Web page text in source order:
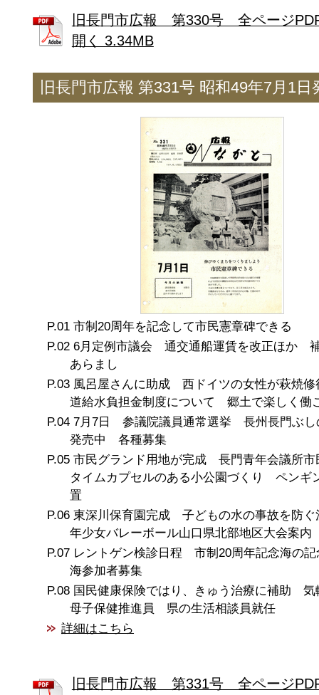
旧長門市広報 第330号 全ページ
開く 3.34MB
旧長門市広報 第331号 昭和49年7月1日
市制20周年を記念して市民憲章碑できる
6月定例市議会 通交通船運賃を改正ほか
あらまし
風呂屋さんに助成 西ドイツの女性が萩焼
道給水負担金制度について 郷土で楽しく働
7月7日 参議院議員通常選挙 長州長門ぶし
発売中 各種募集
市民グランド用地が完成 長門青年会議所市
タイムカプセルのある小公園づくり ペンギ
置
東深川保育園完成 子どもの水の事故を防
年少女バレーボール山口県北部地区大会案内
レントゲン検診日程 市制20周年記念海の記
海参加者募集
国民健康保険ではり、きゅう治療に補助 気
母子保健推進員 県の生活相談員就任
詳細はこちら
旧長門市広報 第331号 全ページ